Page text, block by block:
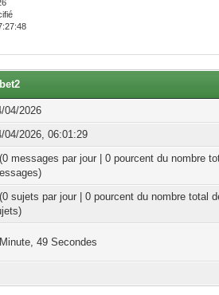
04/2026
04/2026, 06:01:29
messages par jour | 0 pourcent du nombre
sujets par jour | 0 pourcent du nombre total
49 Secondes